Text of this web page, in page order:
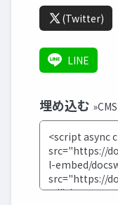
(Twitter)
LINE
埋め込む